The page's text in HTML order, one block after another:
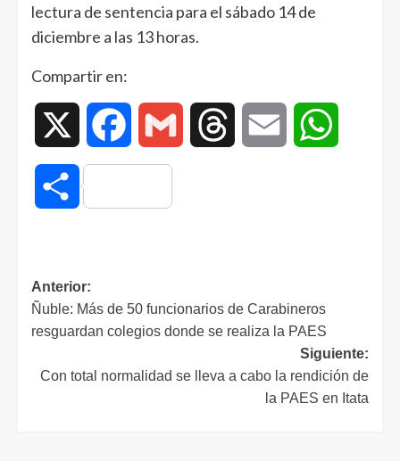
lectura de sentencia para el sábado 14 de
diciembre a las 13 horas.
Compartir en:
Facebook Gmail Threads Email
Compartir
Anterior:
Ñuble: Más de 50 funcionarios de Carabineros
resguardan colegios donde se realiza la PAES
Siguiente:
Con total normalidad se lleva a cabo la rendición de
la PAES en Itata